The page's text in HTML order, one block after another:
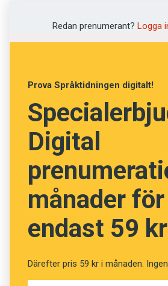
Vad betyder de
Fråga13av24
Jungman
Sjömanslärling
Festprisse
Tonåring
Student
Redan prenumerant? Logga
Prova Språktidningen digitalt!
Digital
månader för
endast 59
Därefter pris 59 kr i månaden.